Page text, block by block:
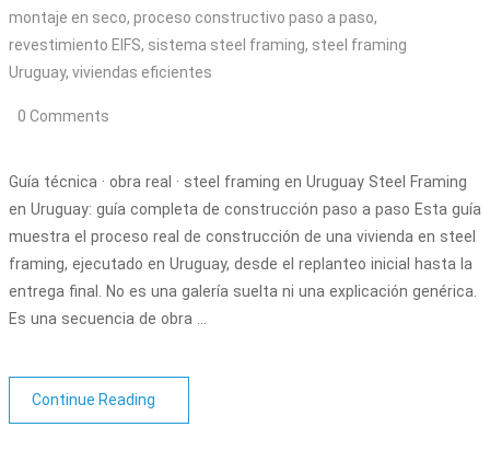
montaje en seco, proceso constructivo paso a paso,
revestimiento EIFS, sistema steel framing, steel framing
Uruguay, viviendas eficientes
0 Comments
Guía técnica · obra real · steel framing en Uruguay Steel Framing
en Uruguay: guía completa de construcción paso a paso Esta guía
muestra el proceso real de construcción de una vivienda en steel
framing, ejecutado en Uruguay, desde el replanteo inicial hasta la
entrega final. No es una galería suelta ni una explicación genérica.
Es una secuencia de obra …
Continue Reading